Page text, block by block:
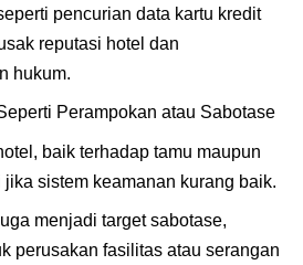
pencurian data kartu kredit
reputasi hotel dan
hukum.
Perampokan atau Sabotase
baik terhadap tamu maupun
sistem keamanan kurang baik.
menjadi target sabotase,
perusakan fasilitas atau serangan